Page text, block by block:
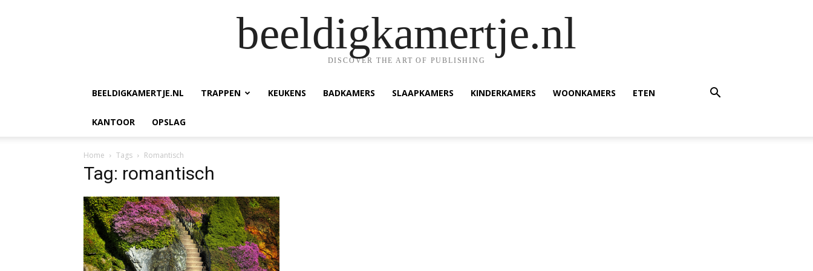
beeldigkamertje.nl
DISCOVER THE ART OF PUBLISHING
BEELDIGKAMERTJE.NL TRAPPEN KEUKENS BADKAMERS SLAAPKAMERS KINDERKAMERS WOONKAMERS ETEN
KANTOOR OPSLAG
Home Tags Romantisch
Tag: romantisch